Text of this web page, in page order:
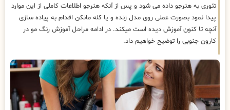
تئوری به هنرجو داده می شود و پس از آنکه هنرجو اطلاعات کاملی از این موارد
پیدا نمود بصورت عملی روی مدل زنده و یا کله مانکن اقدام به پیاده سازی
آنچه تا کنون آموزش دیده است میکند. در ادامه مراحل آموزش رنگ مو در
کارون جنوبی را توضیح خواهیم داد.